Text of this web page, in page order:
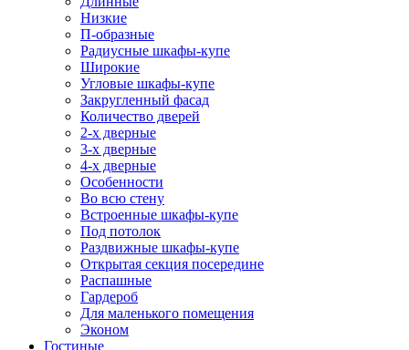
Низкие
П-образные
Радиусные шкафы-купе
Широкие
Угловые шкафы-купе
Закругленный фасад
Количество дверей
2-х дверные
3-х дверные
4-х дверные
Особенности
Во всю стену
Встроенные шкафы-купе
Под потолок
Раздвижные шкафы-купе
Открытая секция посередине
Распашные
Гардероб
Для маленького помещения
Эконом
Гостиные